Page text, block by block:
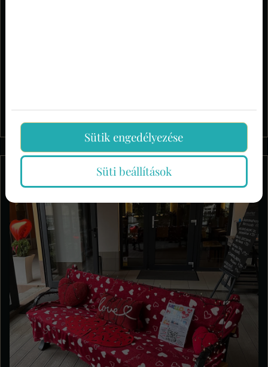
szelfizőknek a csókpadot, és séfünk is garant...
Sütik engedélyezése
Süti beállítások